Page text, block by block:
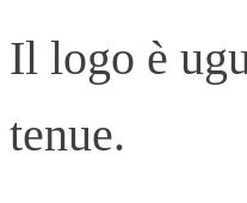
Il logo è
tenue.